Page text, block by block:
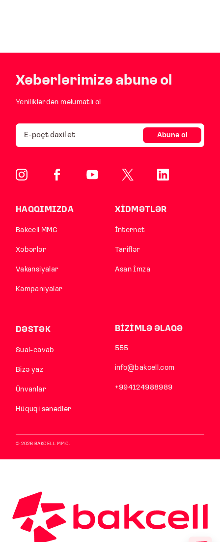
Xəbərlərimizə abunə ol
Yeniliklərdən məlumatlı ol
Abunə ol
HAQQIMIZDA
Bakcell MMC
Xəbərlər
Vakansiyalar
Kampaniyalar
XİDMƏTLƏR
İnternet
Tariflər
Asan İmza
DƏSTƏK
Sual-cavab
Bizə yaz
Ünvanlar
Hüquqi sənədlər
BİZİMLƏ ƏLAQƏ
555
info@bakcell.com
+994124988989
© 2026 BAKCELL MMC.